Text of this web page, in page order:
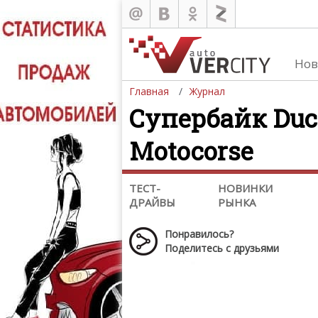
Главная Журнал
Супербайк
Motocorse
ТЕСТ-
ДРАЙВЫ
НОВИНКИ
РЫНКА
Обзоры
Тест-драйвы
Новинки рынка
Краш-тесты
Суперкары
Концепт-кары и прототипы
Обзоры мото экипировки
Понравилось?
Поделитесь с друзьями